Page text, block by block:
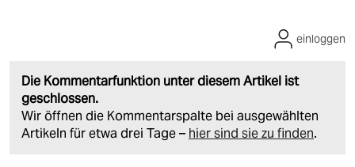
Die Kommentarfunktion unter diesem Artikel ist
geschlossen.
Wir öffnen die Kommentarspalte bei ausgewählten
Artikeln für etwa drei Tage – hier sind sie zu finden.
einloggen